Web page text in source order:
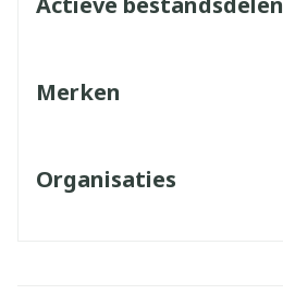
Merken
Organisaties